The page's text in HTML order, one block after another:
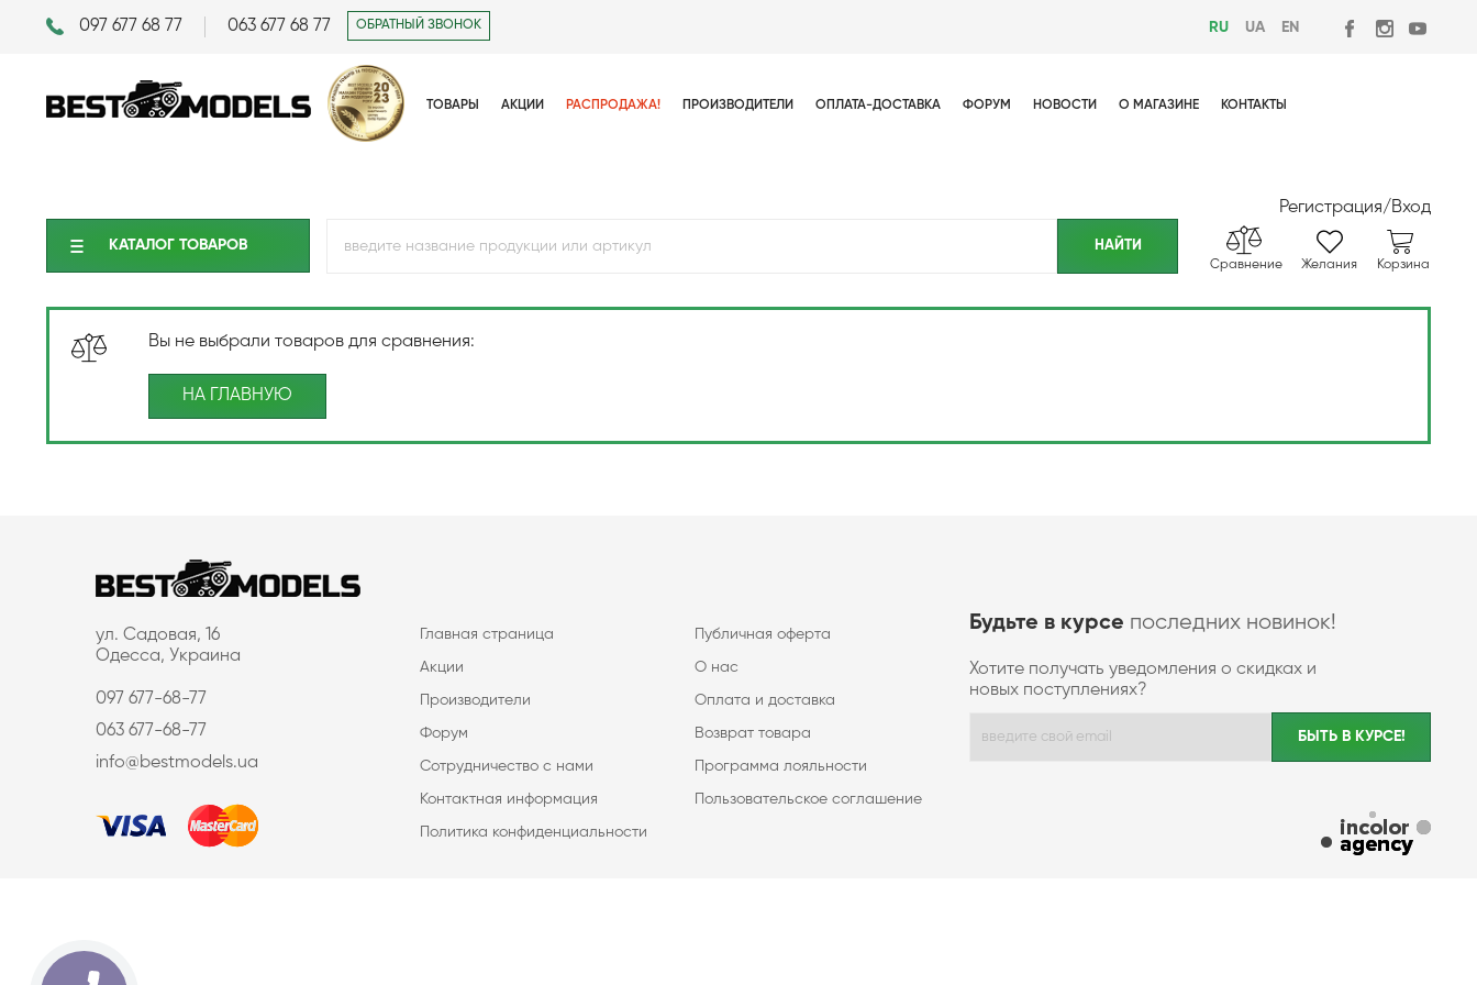
097 677 68 77 063 677 68 77 ОБРАТНЫЙ ЗВОНОК RU UA EN
ТОВАРЫ АКЦИИ РАСПРОДАЖА! ПРОИЗВОДИТЕЛИ ОПЛАТА-ДОСТАВКА ФОРУМ НОВОСТИ О МАГАЗИНЕ КОНТАКТЫ
Регистрация/Вход
КАТАЛОГ ТОВАРОВ
Сравнение Желания Корзина
Вы не выбрали товаров для сравнения:
НА ГЛАВНУЮ
ул. Садовая, 16
Одесса, Украина
097 677-68-77
063 677-68-77
info@bestmodels.ua
Главная страница Публичная оферта
Акции О нас
Производители Оплата и доставка
Форум Возврат товара
Сотрудничество с нами Программа лояльности
Контактная информация Пользовательское соглашение
Политика конфиденциальности
Будьте в курсе последних новинок!
Хотите получать уведомления о скидках и
новых поступлениях?